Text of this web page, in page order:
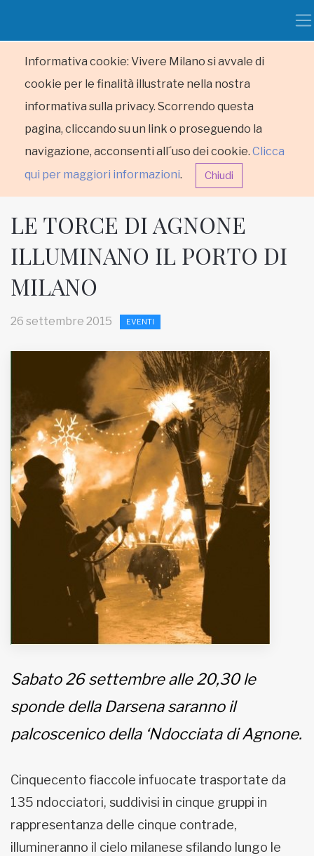
Informativa cookie: Vivere Milano si avvale di
cookie per le finalità illustrate nella nostra
informativa sulla privacy. Scorrendo questa
pagina, cliccando su un link o proseguendo la
navigazione, acconsenti all´uso dei cookie. Clicca
qui per maggiori informazioni. Chiudi
HOME
Inviateci le vostre segnalazioni
Iscriviti alla newsletter
www.viveremilano.info
Fondato e diretto da Enzo De
Bernardis
EDB edizioni - Via Brivio angolo C.
Imbonati, 89 20159 Milano (Italia)
Informativa sulla privacy
LE TORCE DI AGNONE
ILLUMINANO IL PORTO DI
MILANO
26 settembre 2015 EVENTI
Sabato 26 settembre alle 20,30 le
sponde della Darsena saranno il
palcoscenico della ‘Ndocciata di Agnone.
Cinquecento fiaccole infuocate trasportate da
135 ndocciatori, suddivisi in cinque gruppi in
rappresentanza delle cinque contrade,
illumineranno il cielo milanese sfilando lungo le